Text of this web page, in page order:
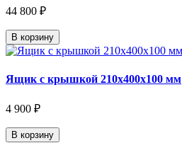
44 800 ₽
В корзину
Ящик с крышкой 210х400х100 мм
4 900 ₽
В корзину